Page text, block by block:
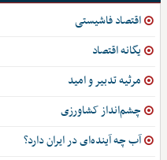
اقتصاد فاشیستی
یگانه اقتصاد
مرثیه تدبیر و امید
چشم‌انداز کشاورزی
آب چه آینده‌ای در ایران دارد؟